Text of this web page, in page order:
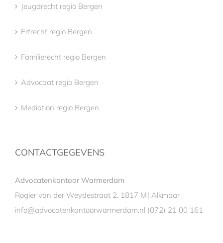
Jeugdrecht regio Bergen
Erfrecht regio Bergen
Familierecht regio Bergen
Advocaat regio Bergen
Mediation regio Bergen
CONTACTGEGEVENS
Advocatenkantoor Warmerdam
Rogier van der Weydestraat 2, 1817 MJ Alkmaar
info@advocatenkantoorwarmerdam.nl (072) 21 00 161